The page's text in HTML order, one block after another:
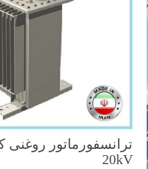
20kV